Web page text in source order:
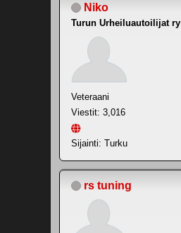
Niko
Turun Urheiluautoilijat ry
Veteraani
Viestit: 3,016
Sijainti: Turku
rs tuning